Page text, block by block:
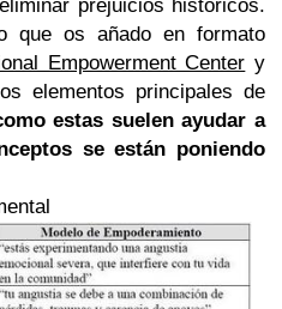
prejuicios históricos.
que os añado en formato
Empowerment Center y
elementos principales de
estas suelen ayudar a
se están poniendo